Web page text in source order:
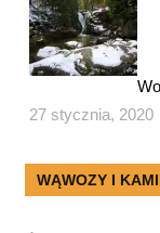
27 stycznia, 2020
WĄWOZY I